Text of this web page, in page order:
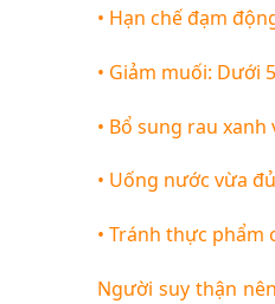
• Hạn chế đạm
• Giảm muối: Dưới
• Bổ sung rau xanh
• Uống nước vừa
• Tránh thực phẩm
Người suy thận